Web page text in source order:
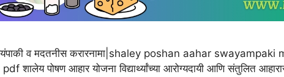
व मदतनीस करारनामा|shaley poshan aahar
पोषण आहार योजना विद्यार्थ्यांच्या आरोग्यदायी आणि संतुलित